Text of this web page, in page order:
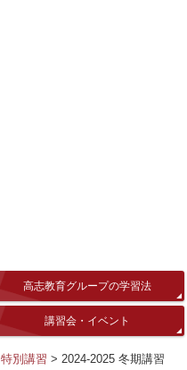
高志教育グループの学習法
講習会・イベント
特別講習 > 2024-2025 冬期講習